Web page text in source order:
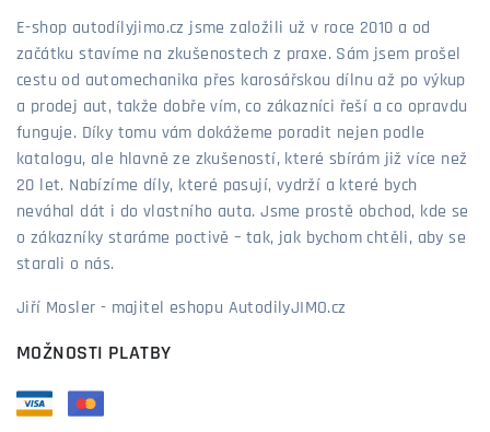
E-shop autodílyjimo.cz jsme založili už v roce 2010 a od
začátku stavíme na zkušenostech z praxe. Sám jsem prošel
cestu od automechanika přes karosářskou dílnu až po výkup
a prodej aut, takže dobře vím, co zákazníci řeší a co opravdu
funguje. Díky tomu vám dokážeme poradit nejen podle
katalogu, ale hlavně ze zkušeností, které sbírám již více než
20 let. Nabízíme díly, které pasují, vydrží a které bych
neváhal dát i do vlastního auta. Jsme prostě obchod, kde se
o zákazníky staráme poctivě – tak, jak bychom chtěli, aby se
starali o nás.
Jiří Mosler - majitel eshopu AutodilyJIMO.cz
MOŽNOSTI PLATBY